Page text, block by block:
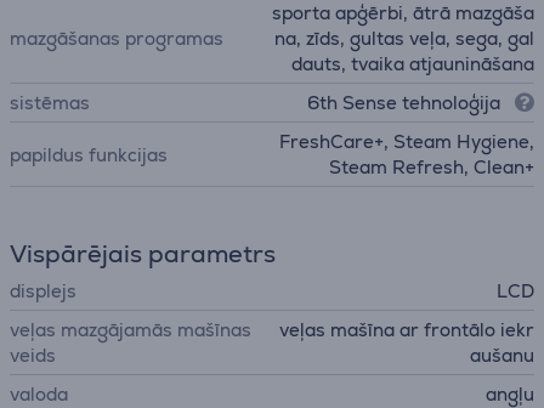
mazgāšanas programas
sporta apģērbi, ātrā mazgāša
na, zīds, gultas veļa, sega, gal
dauts, tvaika atjaunināšana
sistēmas
6th Sense tehnoloģija
papildus funkcijas
FreshCare+, Steam Hygiene,
Steam Refresh, Clean+
Vispārējais parametrs
displejs
LCD
veļas mazgājamās mašīnas
veids
veļas mašīna ar frontālo iekr
aušanu
valoda
angļu